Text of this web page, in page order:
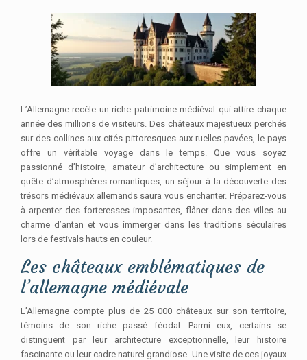
L’Allemagne recèle un riche patrimoine médiéval qui attire chaque
année des millions de visiteurs. Des châteaux majestueux perchés
sur des collines aux cités pittoresques aux ruelles pavées, le pays
offre un véritable voyage dans le temps. Que vous soyez
passionné d’histoire, amateur d’architecture ou simplement en
quête d’atmosphères romantiques, un séjour à la découverte des
trésors médiévaux allemands saura vous enchanter. Préparez-vous
à arpenter des forteresses imposantes, flâner dans des villes au
charme d’antan et vous immerger dans les traditions séculaires
lors de festivals hauts en couleur.
Les châteaux emblématiques de
l’allemagne médiévale
L’Allemagne compte plus de 25 000 châteaux sur son territoire,
témoins de son riche passé féodal. Parmi eux, certains se
distinguent par leur architecture exceptionnelle, leur histoire
fascinante ou leur cadre naturel grandiose. Une visite de ces joyaux